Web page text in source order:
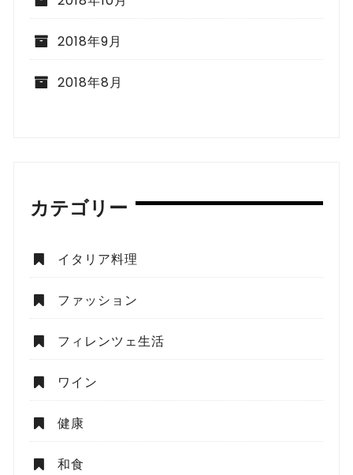
2018年9月
2018年8月
カテゴリー
イタリア料理
ファッション
フィレンツェ生活
ワイン
健康
和食